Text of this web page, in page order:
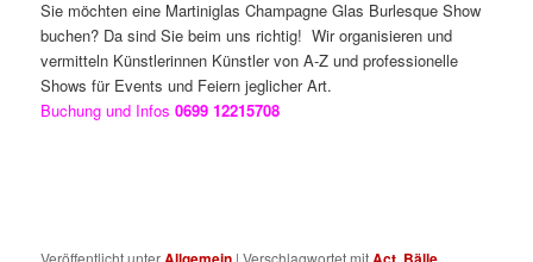
Sie möchten eine Martiniglas Champagne Glas Burlesque Show
buchen? Da sind Sie beim uns richtig! Wir organisieren und
vermitteln Künstlerinnen Künstler von A-Z und professionelle
Shows für Events und Feiern jeglicher Art.
Buchung und Infos 0699 12215708